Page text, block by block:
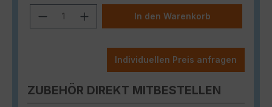
Produkt Anzahl: Gib den
In den Warenkorb
Individuellen Preis anfragen
ZUBEHÖR DIREKT MITBESTELLEN